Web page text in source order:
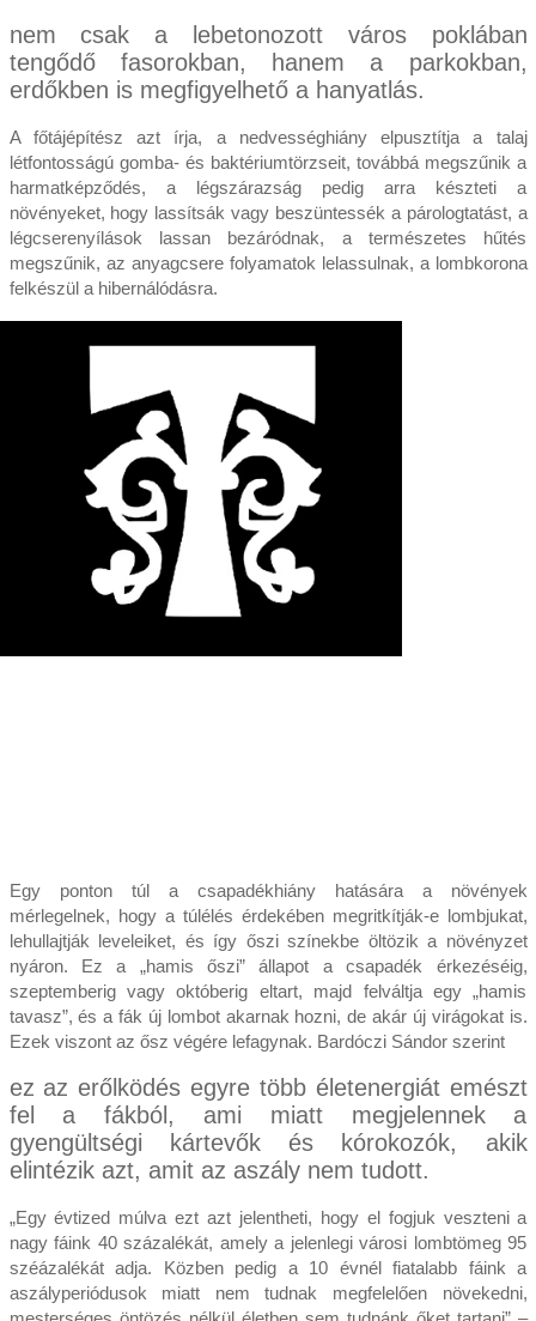
nem csak a lebetonozott város poklában
tengődő fasorokban, hanem a parkokban,
erdőkben is megfigyelhető a hanyatlás.
A főtájépítész azt írja, a nedvességhiány elpusztítja a talaj
létfontosságú gomba- és baktériumtörzseit, továbbá megszűnik a
harmatképződés, a légszárazság pedig arra készteti a
növényeket, hogy lassítsák vagy beszüntessék a párologtatást, a
légcserenyílások lassan bezáródnak, a természetes hűtés
megszűnik, az anyagcsere folyamatok lelassulnak, a lombkorona
felkészül a hibernálódásra.
Egy ponton túl a csapadékhiány hatására a növények
mérlegelnek, hogy a túlélés érdekében megritkítják-e lombjukat,
lehullajtják leveleiket, és így őszi színekbe öltözik a növényzet
nyáron. Ez a „hamis őszi” állapot a csapadék érkezéséig,
szeptemberig vagy októberig eltart, majd felváltja egy „hamis
tavasz”, és a fák új lombot akarnak hozni, de akár új virágokat is.
Ezek viszont az ősz végére lefagynak. Bardóczi Sándor szerint
ez az erőlködés egyre több életenergiát emészt
fel a fákból, ami miatt megjelennek a
gyengültségi kártevők és kórokozók, akik
elintézik azt, amit az aszály nem tudott.
„Egy évtized múlva ezt azt jelentheti, hogy el fogjuk veszteni a
nagy fáink 40 százalékát, amely a jelenlegi városi lombtömeg 95
széázalékát adja. Közben pedig a 10 évnél fiatalabb fáink a
aszályperiódusok miatt nem tudnak megfelelően növekedni,